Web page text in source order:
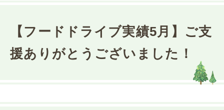
【フードドライブ実績5月】ご支
援ありがとうございました！